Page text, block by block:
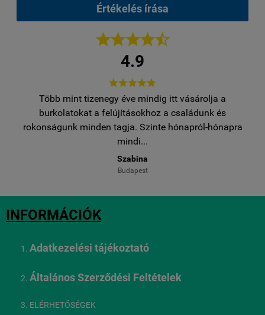
Értékelés írása

4.9

Több mint tizenegy éve mindig itt vásárolja a
burkolatokat a felújításokhoz a családunk és
rokonságunk minden tagja. Szinte hónapról-hónapra
mindi...
Szabina
Budapest
INFORMÁCIÓK
Adatkezelési tájékoztató
Általános Szerződési Feltételek
ELÉRHETŐSÉGEK